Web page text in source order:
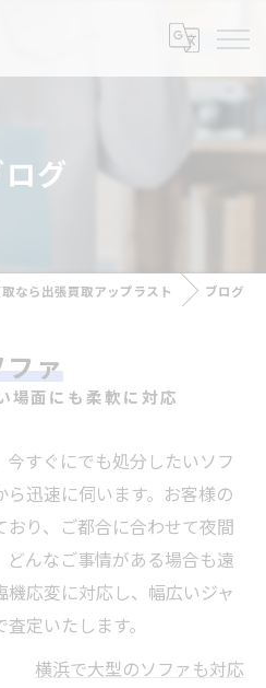
グ
なら出張買取アップラスト ブログ
ファ
場面にも柔軟に対応
すぐにでも処分したいソフ
迅速に伺います。お客様の
おり、ご都合に合わせて夜間
んなご事情がある場合も遠
応変に対応し、幅広いジャ
定いたします。
横浜で大型のソファも対応